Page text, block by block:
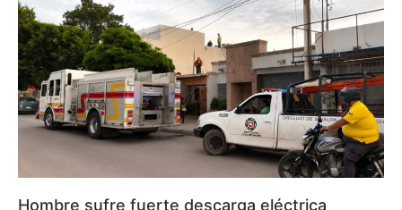
Hombre sufre fuerte descarga eléctrica